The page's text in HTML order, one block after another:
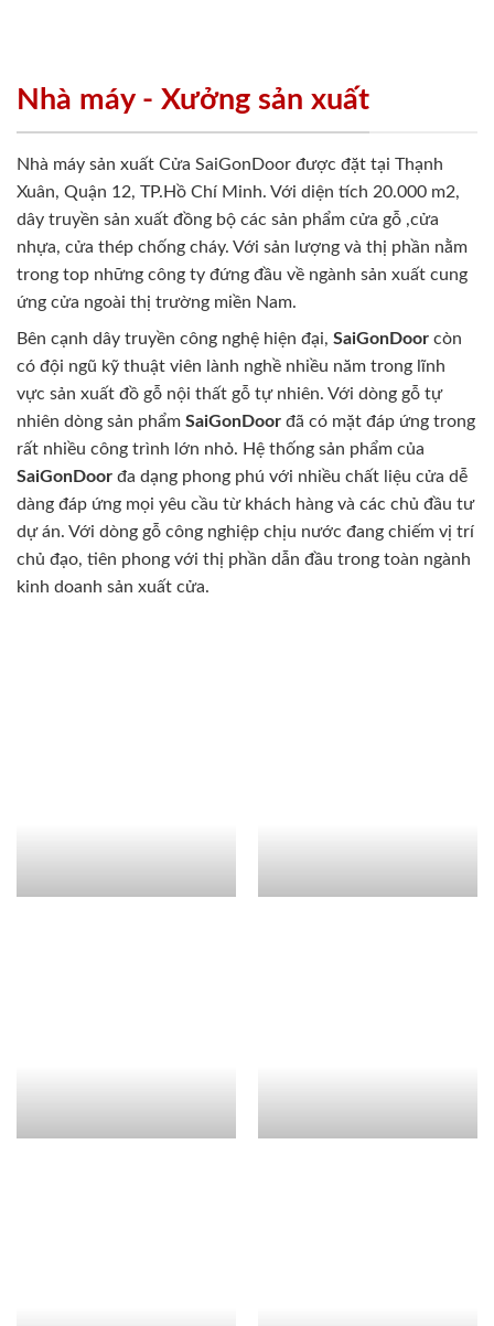
Nhà máy - Xưởng sản xuất
Nhà máy sản xuất Cửa SaiGonDoor được đặt tại Thạnh
Xuân, Quận 12, TP.Hồ Chí Minh. Với diện tích 20.000 m2,
dây truyền sản xuất đồng bộ các sản phẩm cửa gỗ ,cửa
nhựa, cửa thép chống cháy. Với sản lượng và thị phần nằm
trong top những công ty đứng đầu về ngành sản xuất cung
ứng cửa ngoài thị trường miền Nam.
Bên cạnh dây truyền công nghệ hiện đại, SaiGonDoor còn
có đội ngũ kỹ thuật viên lành nghề nhiều năm trong lĩnh
vực sản xuất đồ gỗ nội thất gỗ tự nhiên. Với dòng gỗ tự
nhiên dòng sản phẩm SaiGonDoor đã có mặt đáp ứng trong
rất nhiều công trình lớn nhỏ. Hệ thống sản phẩm của
SaiGonDoor đa dạng phong phú với nhiều chất liệu cửa dễ
dàng đáp ứng mọi yêu cầu từ khách hàng và các chủ đầu tư
dự án. Với dòng gỗ công nghiệp chịu nước đang chiếm vị trí
chủ đạo, tiên phong với thị phần dẫn đầu trong toàn ngành
kinh doanh sản xuất cửa.